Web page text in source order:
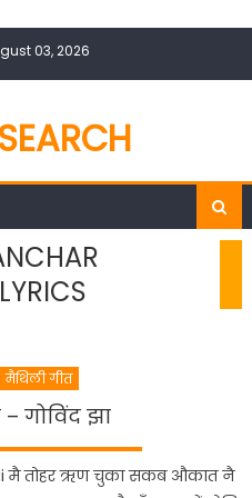
03, 2026
मैथिली गीत
गोविंद झा
मै तोहर ऋण चुका सकब औकात नै